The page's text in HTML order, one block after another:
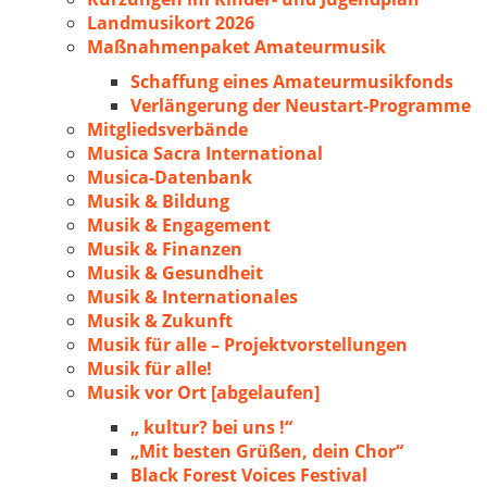
Landmusikort 2026
Maßnahmenpaket Amateurmusik
Schaffung eines Amateurmusikfonds
Verlängerung der Neustart-Programme
Mitgliedsverbände
Musica Sacra International
Musica-Datenbank
Musik & Bildung
Musik & Engagement
Musik & Finanzen
Musik & Gesundheit
Musik & Internationales
Musik & Zukunft
Musik für alle – Projektvorstellungen
Musik für alle!
Musik vor Ort [abgelaufen]
„ kultur? bei uns !“
„Mit besten Grüßen, dein Chor“
Black Forest Voices Festival